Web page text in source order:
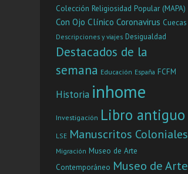
Colección Religiosidad Popular (MAPA)
Con Ojo Clínico Coronavirus Cuecas
Descripciones y viajes Desigualdad
Destacados de la
semana Educación España FCFM
Historia inhome
Investigación Libro antiguo
LSE Manuscritos Coloniales
Migración Museo de Arte
Contemporáneo Museo de Arte